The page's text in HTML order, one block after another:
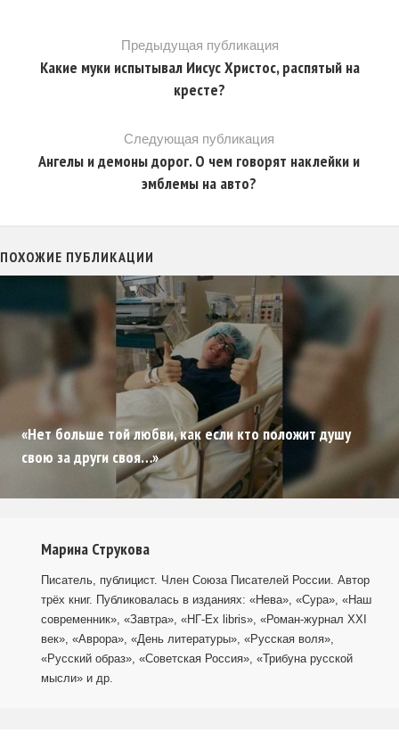
Предыдущая публикация
Какие муки испытывал Иисус Христос, распятый на
кресте?
Следующая публикация
Ангелы и демоны дорог. О чем говорят наклейки и
эмблемы на авто?
ПОХОЖИЕ ПУБЛИКАЦИИ
«Нет больше той любви, как если кто положит душу
свою за други своя…»
Марина Струкова
Писатель, публицист. Член Союза Писателей России. Автор
трёх книг. Публиковалась в изданиях: «Нева», «Сура», «Наш
современник», «Завтра», «НГ-Ex libris», «Роман-журнал ХХI
век», «Аврора», «День литературы», «Русская воля»,
«Русский образ», «Советская Россия», «Трибуна русской
мысли» и др.